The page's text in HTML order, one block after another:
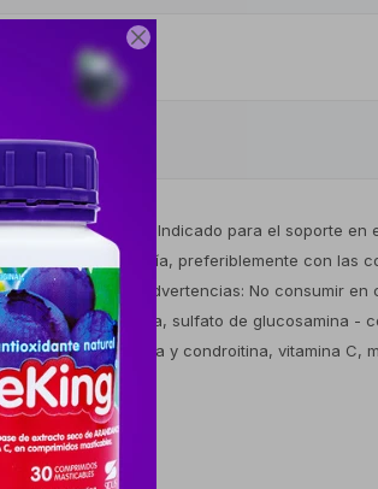

Indicado para el soporte en
tres veces al día, preferiblemente con las
y advertencias: No consumir en
y condroitina, sulfato de glucosamina -
de glucosamina y condroitina, vitamina C,
de río).